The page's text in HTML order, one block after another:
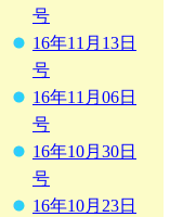
号
16年11月13日
号
16年11月06日
号
16年10月30日
号
16年10月23日